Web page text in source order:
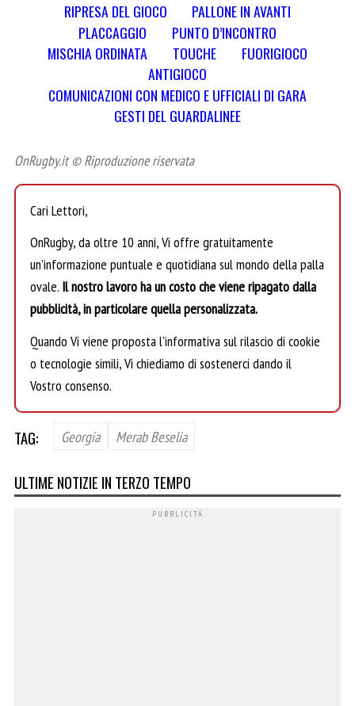
RIPRESA DEL GIOCO
PALLONE IN AVANTI
PLACCAGGIO
PUNTO D’INCONTRO
MISCHIA ORDINATA
TOUCHE
FUORIGIOCO
ANTIGIOCO
COMUNICAZIONI CON MEDICO E UFFICIALI DI GARA
GESTI DEL GUARDALINEE
OnRugby.it © Riproduzione riservata
Cari Lettori,
OnRugby, da oltre 10 anni, Vi offre gratuitamente
un’informazione puntuale e quotidiana sul mondo della palla
ovale. Il nostro lavoro ha un costo che viene ripagato dalla
pubblicità, in particolare quella personalizzata.
Quando Vi viene proposta l’informativa sul rilascio di cookie
o tecnologie simili, Vi chiediamo di sostenerci dando il
Vostro consenso.
TAG: Georgia Merab Beselia
ULTIME NOTIZIE IN TERZO TEMPO